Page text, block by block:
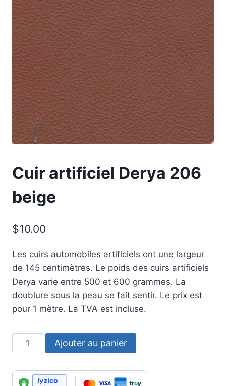
Cuir artificiel Derya 206
beige
$10.00
Les cuirs automobiles artificiels ont une largeur
de 145 centimètres. Le poids des cuirs artificiels
Derya varie entre 500 et 600 grammes. La
doublure sous la peau se fait sentir. Le prix est
pour 1 mètre. La TVA est incluse.
quantité
de
Leather
Ajouter au panier